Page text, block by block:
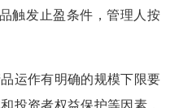
触发止盈条件，管理人按
运作有明确的规模下限要
投资者权益保护等因素，